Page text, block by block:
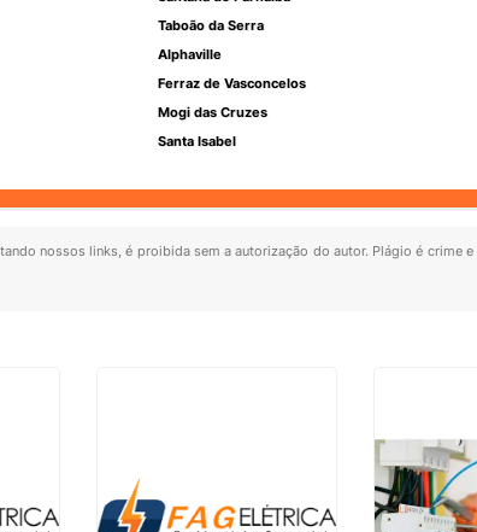
Taboão da Serra
Alphaville
Ferraz de Vasconcelos
Mogi das Cruzes
Santa Isabel
nossos links, é proibida sem a autorização do autor. Plágio é crime